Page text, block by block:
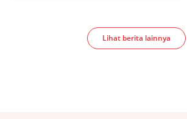
Lihat berita lainnya